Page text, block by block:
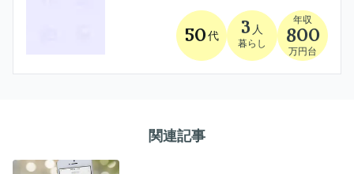
50代 3 人
暮らし
年収
800
万円台
関連記事